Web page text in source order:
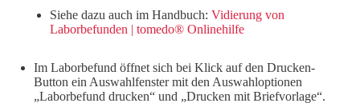
Siehe dazu auch im Handbuch: Vidierung von
Laborbefunden | tomedo® Onlinehilfe
Im Laborbefund öffnet sich bei Klick auf den Drucken-
Button ein Auswahlfenster mit den Auswahloptionen
„Laborbefund drucken“ und „Drucken mit Briefvorlage“.